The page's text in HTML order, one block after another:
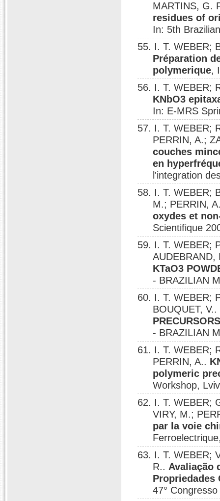
MARTINS, G.
residues of
In: 5th
55. I. T. WEBER;
Préparation
polymerique,
56. I. T. WEBER;
KNbO3
In: E-MRS
57. I. T. WEBER;
PERRIN, A.;
couches
en
l'integration
58. I. T. WEBER;
M.; PERRIN,
oxydes et
Scientifique
59. I. T. WEBER;
KTaO3
- BRAZILIAN
60. I. T. WEBER;
BOUQUET, V..
- BRAZILIAN
61. I. T. WEBER;
PERRIN, A..
polymeric
Workshop,
62. I. T. WEBER;
VIRY, M.;
par la voie
63. I. T. WEBER;
R.. Avaliação
Propriedades
47°